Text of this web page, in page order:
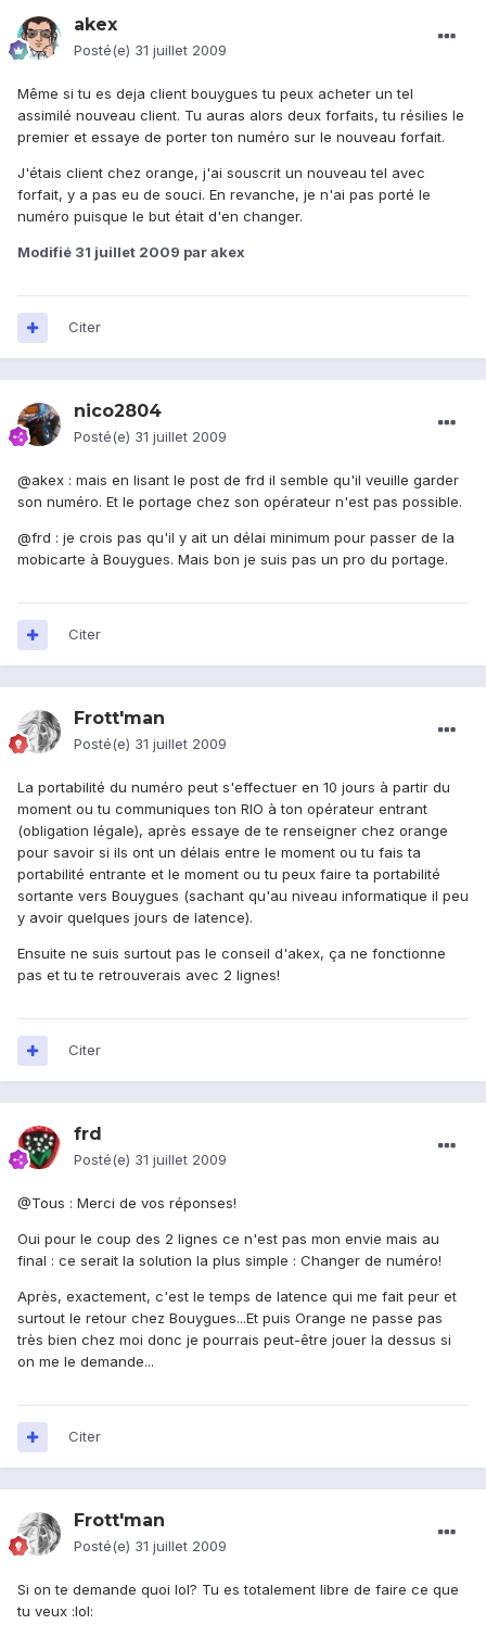
akex
Posté(e) 31 juillet 2009
Même si tu es deja client bouygues tu peux acheter un tel
assimilé nouveau client. Tu auras alors deux forfaits, tu résilies le
premier et essaye de porter ton numéro sur le nouveau forfait.
J'étais client chez orange, j'ai souscrit un nouveau tel avec
forfait, y a pas eu de souci. En revanche, je n'ai pas porté le
numéro puisque le but était d'en changer.
Modifié 31 juillet 2009 par akex
Citer
nico2804
Posté(e) 31 juillet 2009
@akex : mais en lisant le post de frd il semble qu'il veuille garder
son numéro. Et le portage chez son opérateur n'est pas possible.
@frd : je crois pas qu'il y ait un délai minimum pour passer de la
mobicarte à Bouygues. Mais bon je suis pas un pro du portage.
Citer
Frott'man
Posté(e) 31 juillet 2009
La portabilité du numéro peut s'effectuer en 10 jours à partir du
moment ou tu communiques ton RIO à ton opérateur entrant
(obligation légale), après essaye de te renseigner chez orange
pour savoir si ils ont un délais entre le moment ou tu fais ta
portabilité entrante et le moment ou tu peux faire ta portabilité
sortante vers Bouygues (sachant qu'au niveau informatique il peu
y avoir quelques jours de latence).
Ensuite ne suis surtout pas le conseil d'akex, ça ne fonctionne
pas et tu te retrouverais avec 2 lignes!
Citer
frd
Posté(e) 31 juillet 2009
@Tous : Merci de vos réponses!
Oui pour le coup des 2 lignes ce n'est pas mon envie mais au
final : ce serait la solution la plus simple : Changer de numéro!
Après, exactement, c'est le temps de latence qui me fait peur et
surtout le retour chez Bouygues...Et puis Orange ne passe pas
très bien chez moi donc je pourrais peut-être jouer la dessus si
on me le demande...
Citer
Frott'man
Posté(e) 31 juillet 2009
Si on te demande quoi lol? Tu es totalement libre de faire ce que
tu veux :lol: